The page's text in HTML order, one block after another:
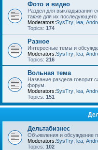
Фото и видео
Раздел для выкладывания
также для их
Moderators:SysTry lea
Topics: 174
Разное
Интересные темы и
Moderators:SysTry lea
Topics: 216
Вольная тема
Название раздела
форум.
Moderators:SysTry lea
Topics: 151
Дельтабизнес
Объявления и обсуждение
Moderators:SysTry lea
Topics: 102